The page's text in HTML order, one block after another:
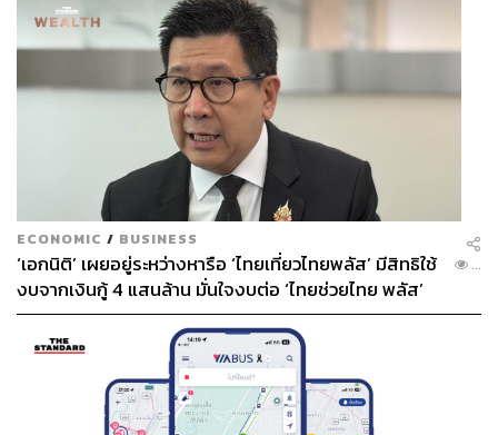
ECONOMIC / BUSINESS
‘เอกนิติ’ เผยอยู่ระหว่างหารือ ‘ไทยเที่ยวไทยพลัส’ มีสิทธิใช้
งบจากเงินกู้ 4 แสนล้าน มั่นใจงบต่อ ‘ไทยช่วยไทย พลัส’
เฟส 2 มีเพียงพอ
...